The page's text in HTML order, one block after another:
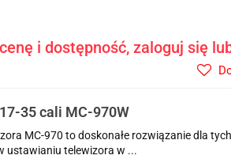
i dostępność, zaloguj się
35 cali MC-970W
MC-970 to doskonałe rozwiązanie dla
ustawianiu telewizora w ...